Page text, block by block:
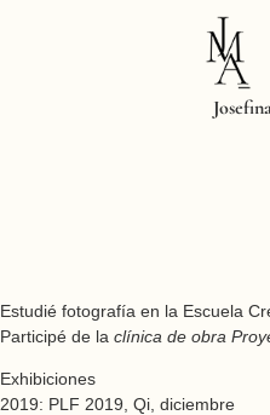
Estudié fotografía en la Escuela
Participé de la clínica de obra
Exhibiciones
2019: PLF 2019, Qi, diciembre